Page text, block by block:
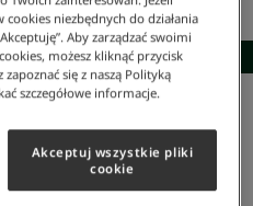
STYLIZACJĘ
niezbędnych do działania
Aby zarządzać swoimi
możesz kliknąć przycisk
zapoznać się z naszą Polityką
szczegółowe informacje.
Akceptuj wszystkie pliki
cookie